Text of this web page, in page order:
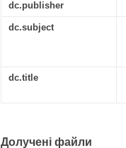
dc.publisher
dc.subject
dc.title
Долучені файли